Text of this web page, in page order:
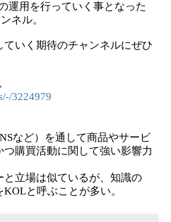
運用を行っていく事となった
ネル。
いく期待のチャンネルにぜひ
3224979
など）を通して商品やサービ
購買活動に関して強い影響力
と立場は似ているが、知識の
と呼ぶことが多い。